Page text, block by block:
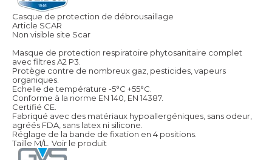
Casque de protection de débrousaillage
Article SCAR
Non visible site Scar
Masque de protection respiratoire phytosanitaire complet
avec filtres A2 P3.
Protège contre de nombreux gaz, pesticides, vapeurs
organiques.
Echelle de température -5°C +55°C.
Conforme à la norme EN 140, EN 14387.
Certifié CE.
Fabriqué avec des matériaux hypoallergéniques, sans odeur,
agréés FDA, sans latex ni silicone.
Réglage de la bande de fixation en 4 positions.
Taille M/L.
Voir le produit